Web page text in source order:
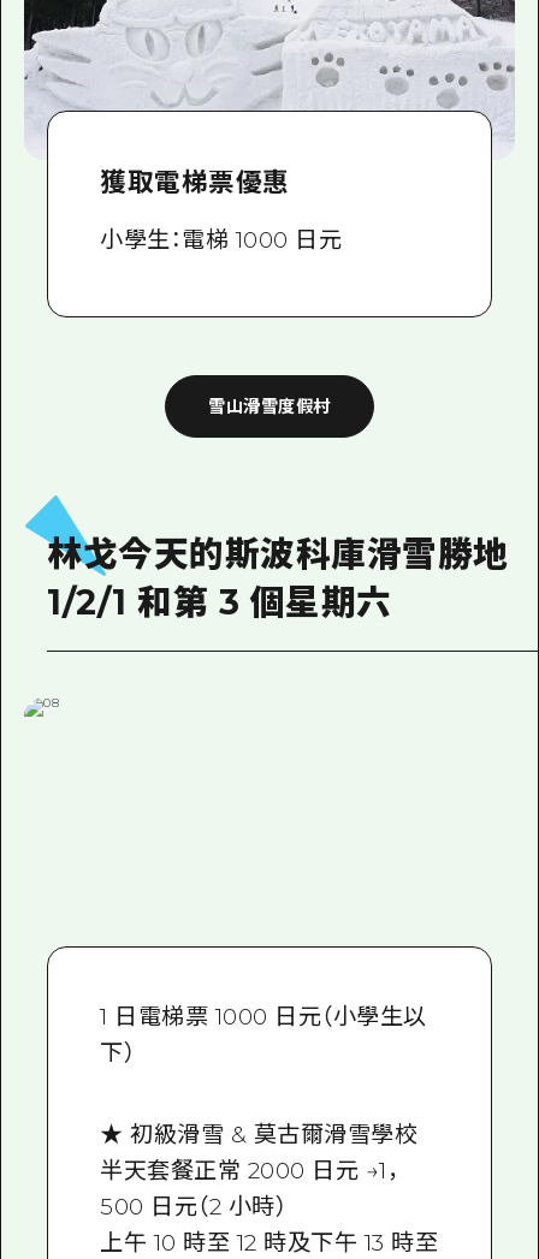
獲取電梯票優惠
小學生：電梯 1000 日元
雪山滑雪度假村
林戈今天的斯波科庫滑雪勝地
1/2/1 和第 3 個星期六
1 日電梯票 1000 日元（小學生以
下）
★ 初級滑雪 & 莫古爾滑雪學校
半天套餐正常 2000 日元 →1，
500 日元（2 小時）
上午 10 時至 12 時及下午 13 時至